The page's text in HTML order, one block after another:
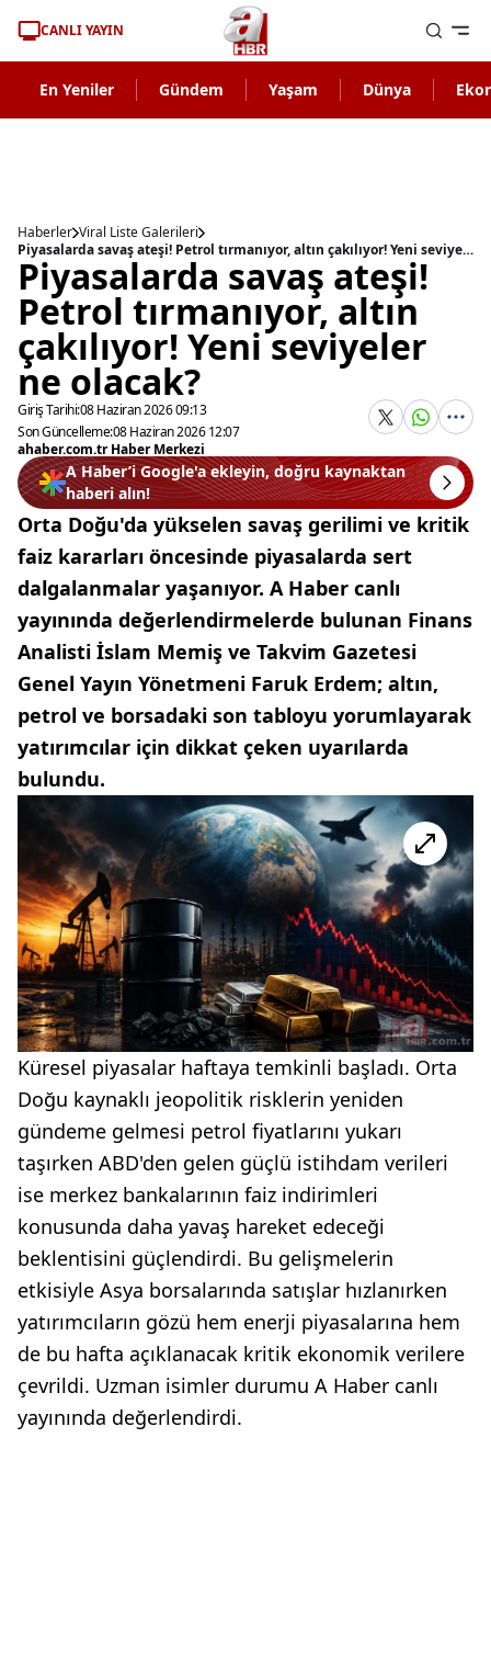
CANLI YAYIN
En Yeniler Gündem Yaşam Dünya
Haberler Viral Liste Galerileri
Piyasalarda savaş ateşi! Petrol tırmanıyor, altın çakılıyor! Yeni seviyeler ne olacak?
Piyasalarda savaş ateşi!
Petrol tırmanıyor, altın
çakılıyor! Yeni seviyeler
ne olacak?
Giriş Tarihi:08 Haziran 2026 09:13
Son Güncelleme:08 Haziran 2026 12:07
ahaber.com.tr Haber Merkezi
A Haber’i Google'a ekleyin, doğru kaynaktan
haberi alın!
Orta Doğu'da yükselen savaş gerilimi ve kritik
faiz kararları öncesinde piyasalarda sert
dalgalanmalar yaşanıyor. A Haber canlı
yayınında değerlendirmelerde bulunan Finans
Analisti İslam Memiş ve Takvim Gazetesi
Genel Yayın Yönetmeni Faruk Erdem; altın,
petrol ve borsadaki son tabloyu yorumlayarak
yatırımcılar için dikkat çeken uyarılarda
bulundu.
Küresel piyasalar haftaya temkinli başladı. Orta
Doğu kaynaklı jeopolitik risklerin yeniden
gündeme gelmesi petrol fiyatlarını yukarı
taşırken ABD'den gelen güçlü istihdam verileri
ise merkez bankalarının faiz indirimleri
konusunda daha yavaş hareket edeceği
beklentisini güçlendirdi. Bu gelişmelerin
etkisiyle Asya borsalarında satışlar hızlanırken
yatırımcıların gözü hem enerji piyasalarına hem
de bu hafta açıklanacak kritik ekonomik verilere
çevrildi. Uzman isimler durumu A Haber canlı
yayınında değerlendirdi.